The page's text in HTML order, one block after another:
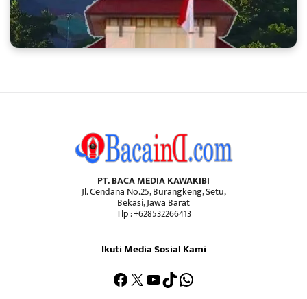
PT. BACA MEDIA KAWAKIBI
Jl. Cendana No.25, Burangkeng, Setu,
Bekasi, Jawa Barat
Tlp : +628532266413
Ikuti Media Sosial Kami
Facebook
X YouTube
TikTokWhatsApp